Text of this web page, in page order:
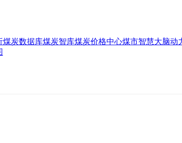
煤炭数据库煤炭智库煤炭价格中心煤市智慧大脑动